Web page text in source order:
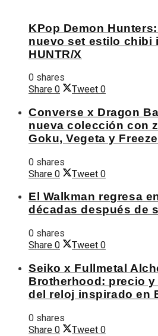
KPop Demon
nuevo set estilo chibi
HUNTR/X
0 shares
Share 0 Tweet 0
Converse x Dragon
nueva colección con
Goku, Vegeta y
0 shares
Share 0 Tweet 0
El Walkman regresa
décadas después de
0 shares
Share 0 Tweet 0
Seiko x Fullmetal
Brotherhood: precio
del reloj inspirado en
0 shares
Share 0 Tweet 0